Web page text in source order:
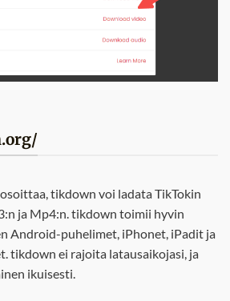
tikdown voi ladata TikTokin
ja Mp4:n. tikdown toimii hyvin
Android-puhelimet, iPhonet, iPadit ja
tikdown ei rajoita latausaikojasi, ja
ikuisesti.